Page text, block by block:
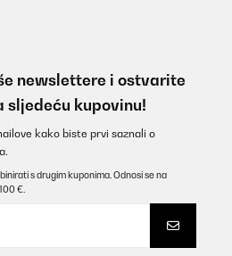
newslettere i ostvarite
sljedeću kupovinu!
kako biste prvi saznali o
s drugim kuponima. Odnosi se na
€.